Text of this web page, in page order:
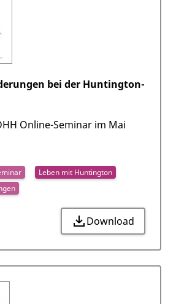
bei der Huntington-
Online-Seminar im Mai
Download
Leben mit Huntington